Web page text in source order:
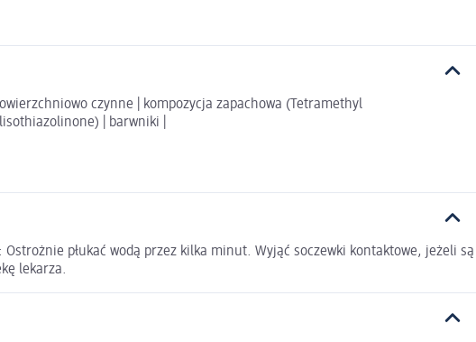
czynne | kompozycja zapachowa (Tetramethyl
| barwniki |
Ostrożnie płukać wodą przez kilka minut. Wyjąć soczewki kontaktowe, jeżeli są
lekarza.